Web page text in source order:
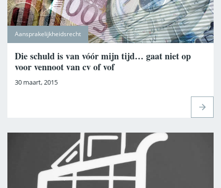
Aansprakelijkheidsrecht
Die schuld is van vóór mijn tijd… gaat niet op
voor vennoot van cv of vof
30 maart, 2015